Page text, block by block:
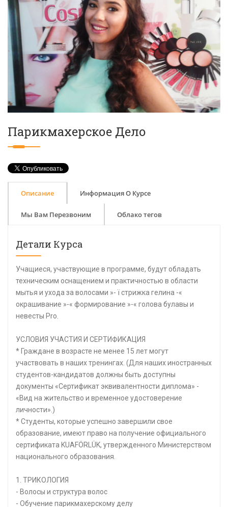
Парикмахерское Дело
Описание Информация О Курсе
Мы Вам Перезвоним Облако тегов
Детали Курса
Учащиеся, участвующие в программе, будут обладать
техническим оснащением и практичностью в области
мытья и ухода за волосами »- ï стрижка гелина -«
окрашивание »-« формирование »-« голова булавы и
невесты Pro.
УСЛОВИЯ УЧАСТИЯ И СЕРТИФИКАЦИЯ
* Граждане в возрасте не менее 15 лет могут
участвовать в наших тренингах. (Для наших иностранных
студентов-кандидатов должны быть доступны
документы «Сертификат эквивалентности диплома» -
«Вид на жительство и временное удостоверение
личности».)
* Студенты, которые успешно завершили свое
образование, имеют право на получение официального
сертификата KUAFÖRLÜK, утвержденного Министерством
национального образования.
1. ТРИКОЛОГИЯ
- Волосы и структура волос
- Обучение парикмахерскому делу